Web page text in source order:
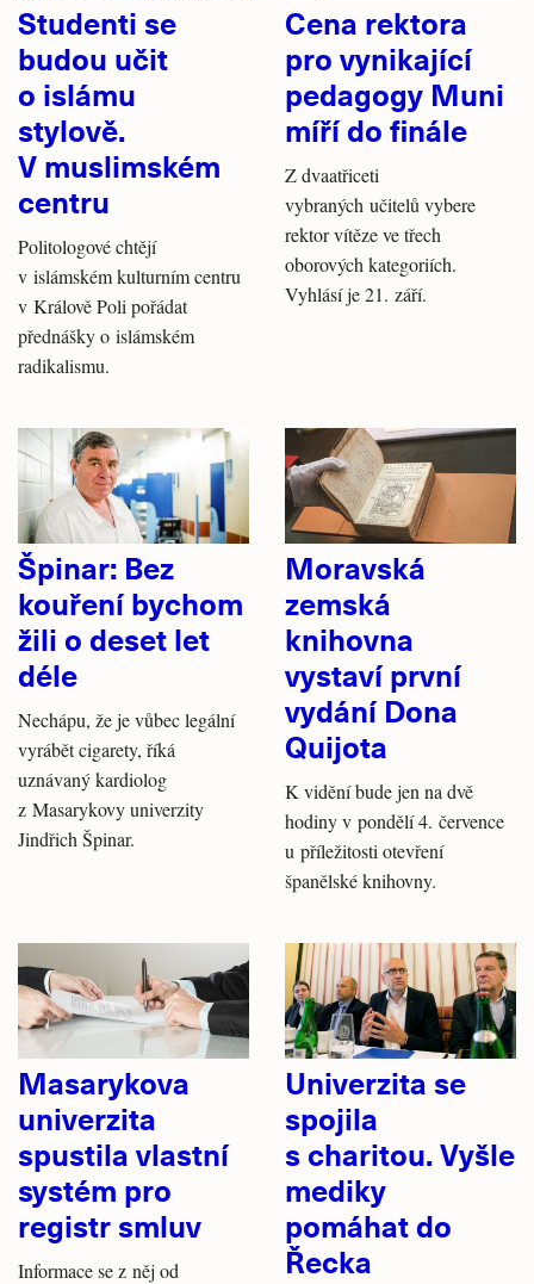
Studenti se
budou učit
o islámu
stylově.
V muslimském
centru
Politologové chtějí
v islámském kulturním centru
v Králově Poli pořádat
přednášky o islámském
radikalismu.
Cena rektora
pro vynikající
pedagogy Muni
míří do finále
Z dvaatřiceti
vybraných učitelů vybere
rektor vítěze ve třech
oborových kategoriích.
Vyhlásí je 21. září.
Špinar: Bez
kouření bychom
žili o deset let
déle
Nechápu, že je vůbec legální
vyrábět cigarety, říká
uznávaný kardiolog
z Masarykovy univerzity
Jindřich Špinar.
Moravská
zemská
knihovna
vystaví první
vydání Dona
Quijota
K vidění bude jen na dvě
hodiny v pondělí 4. července
u příležitosti otevření
španělské knihovny.
Masarykova
univerzita
spustila vlastní
systém pro
registr smluv
Informace se z něj od
Univerzita se
spojila
s charitou. Vyšle
mediky
pomáhat do
Řecka